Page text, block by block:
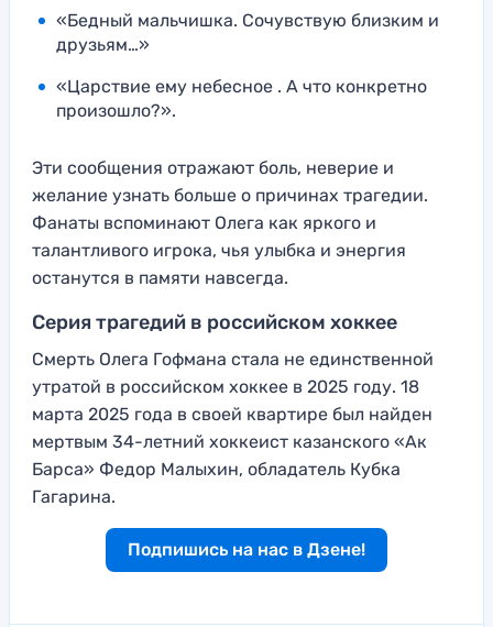
«Бедный мальчишка. Сочувствую близким и
друзьям…»
«Царствие ему небесное . А что конкретно
произошло?».
Эти сообщения отражают боль, неверие и
желание узнать больше о причинах трагедии.
Фанаты вспоминают Олега как яркого и
талантливого игрока, чья улыбка и энергия
останутся в памяти навсегда.
Серия трагедий в российском хоккее
Смерть Олега Гофмана стала не единственной
утратой в российском хоккее в 2025 году. 18
марта 2025 года в своей квартире был найден
мертвым 34-летний хоккеист казанского «Ак
Барса» Федор Малыхин, обладатель Кубка
Гагарина.
Подпишись на нас в Дзене!